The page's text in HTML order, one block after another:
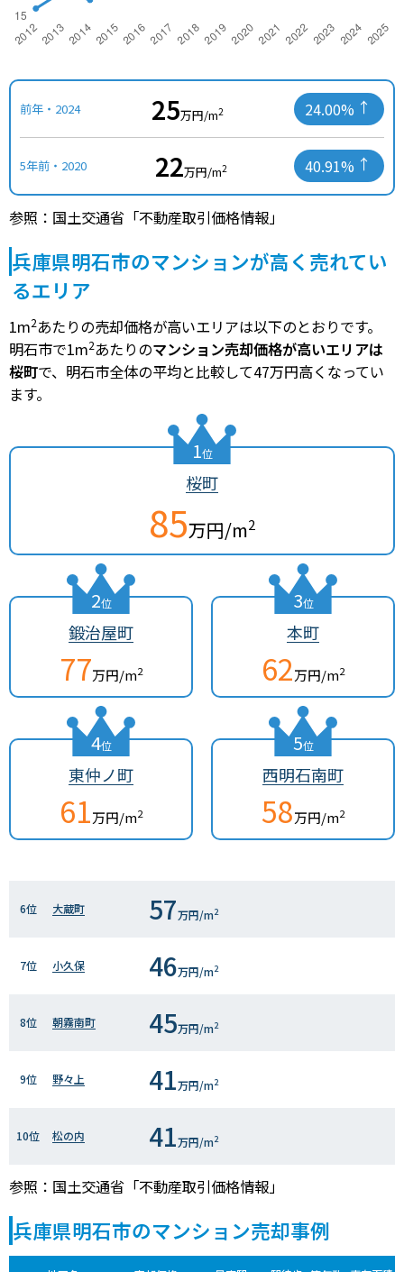
前年・2024 25万円/m2 24.00%
5年前・2020 22万円/m2 40.91%
参照：国土交通省「不動産取引価格情報」
兵庫県明石市のマンションが高く売れてい
るエリア
1m2あたりの売却価格が高いエリアは以下のとおりです。
明石市で1m2あたりのマンション売却価格が高いエリアは
桜町で、明石市全体の平均と比較して47万円高くなってい
ます。
1位
桜町
85万円/m2
2位
鍛治屋町
77万円/m2
3位
本町
62万円/m2
4位
東仲ノ町
61万円/m2
5位
西明石南町
58万円/m2
6位 大蔵町 57万円/m2
7位 小久保 46万円/m2
8位 朝霧南町 45万円/m2
9位 野々上 41万円/m2
10位 松の内 41万円/m2
参照：国土交通省「不動産取引価格情報」
兵庫県明石市のマンション売却事例